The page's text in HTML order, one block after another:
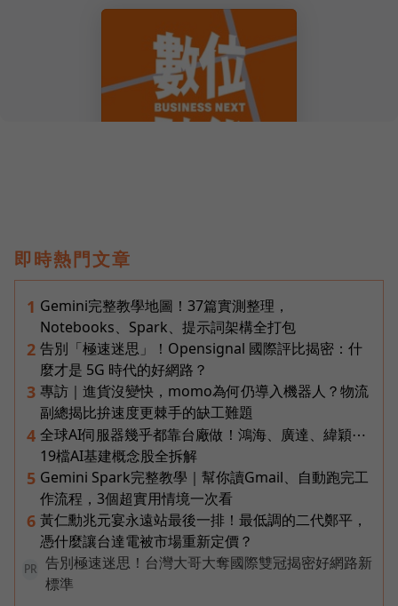
即時熱門文章
1 Gemini完整教學地圖！37篇實測整理，
Notebooks、Spark、提示詞架構全打包
2 告別「極速迷思」！Opensignal 國際評比揭密：什
麼才是 5G 時代的好網路？
3 專訪｜進貨沒變快，momo為何仍導入機器人？物流
副總揭比拚速度更棘手的缺工難題
4 全球AI伺服器幾乎都靠台廠做！鴻海、廣達、緯穎⋯
19檔AI基建概念股全拆解
5 Gemini Spark完整教學｜幫你讀Gmail、自動跑完工
作流程，3個超實用情境一次看
6 黃仁勳兆元宴永遠站最後一排！最低調的二代鄭平，
憑什麼讓台達電被市場重新定價？
PR
告別極速迷思！台灣大哥大奪國際雙冠揭密好網路新
標準